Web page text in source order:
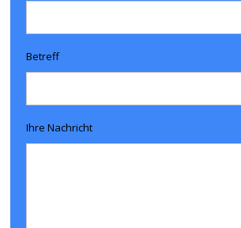
Betreff
Ihre Nachricht